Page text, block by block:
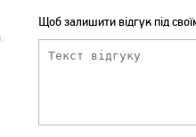
ЩО ЗАКРУЧУЄТЬСЯ КОТИКИ
Щоб залишити відгук під